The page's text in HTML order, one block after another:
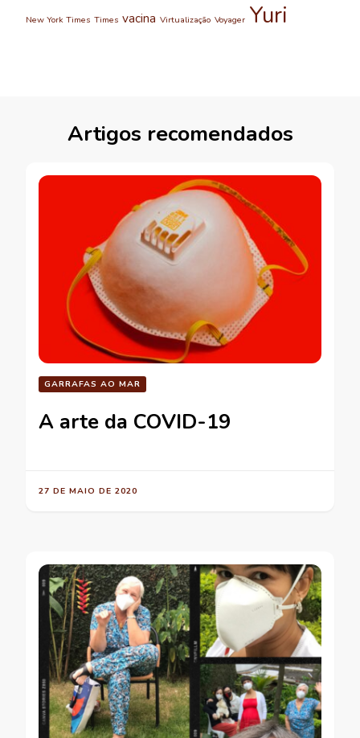
New York Times Times vacina Virtualização Voyager Yuri
Artigos recomendados
GARRAFAS AO MAR
A arte da COVID-19
27 DE MAIO DE 2020